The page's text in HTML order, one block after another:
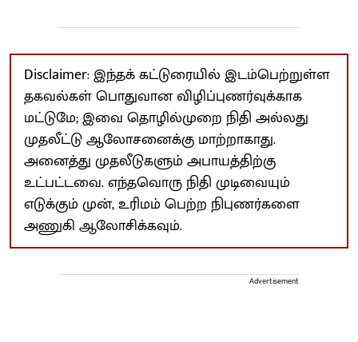
Disclaimer: இந்தக் கட்டுரையில் இடம்பெற்றுள்ள
தகவல்கள் பொதுவான விழிப்புணர்வுக்காக
மட்டுமே; இவை தொழில்முறை நிதி அல்லது
முதலீட்டு ஆலோசனைக்கு மாற்றாகாது.
அனைத்து முதலீடுகளும் அபாயத்திற்கு
உட்பட்டவை. எந்தவொரு நிதி முடிவையும்
எடுக்கும் முன், உரிமம் பெற்ற நிபுணர்களை
அணுகி ஆலோசிக்கவும்.
Advertisement